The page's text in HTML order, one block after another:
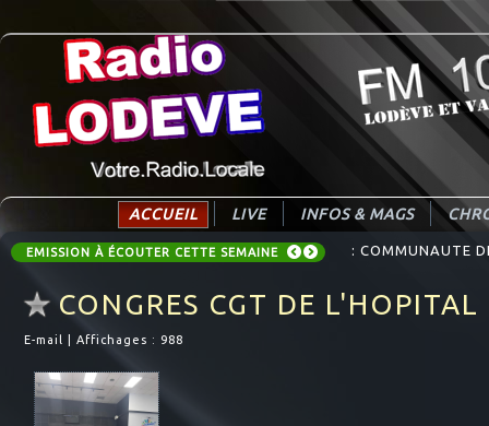
ACCUEIL LIVE INFOS & MAGS
EMISSION À ÉCOUTER CETTE SEMAINE : COMMUNAUTE
CONGRES CGT DE
E-mail Affichages : 988